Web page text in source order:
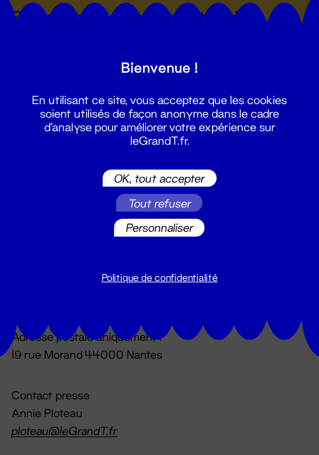
Suivez toutes les actualités du
Du lundi au vendredi 14h → 18h
Adresse postale uniquement :
19 rue Morand 44000 Nantes
Contact presse
Annie Ploteau
ploteau@leGrandT.fr
Bienvenue !
En utilisant ce site, vous acceptez que les cookies
soient utilisés de façon anonyme dans le cadre
d'analyse pour améliorer votre expérience sur
leGrandT.fr.
OK, tout accepter
Tout refuser
Personnaliser
Politique de confidentialité